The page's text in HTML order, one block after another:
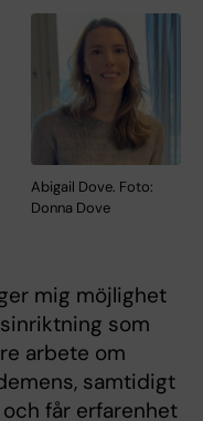
Abigail Dove. Foto:
Donna Dove
mig möjlighet
som
arbete om
samtidigt
får erfarenhet